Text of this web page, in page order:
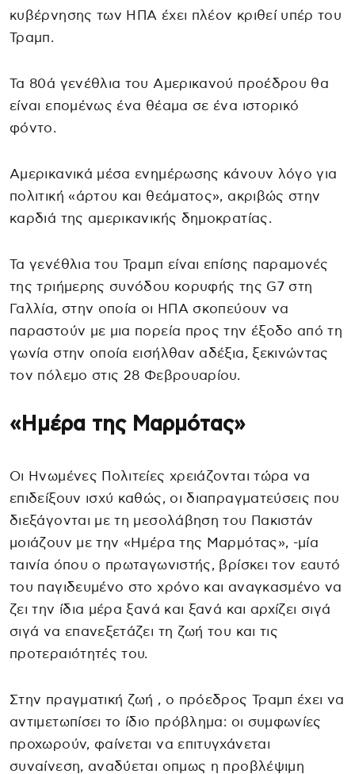
κυβέρνησης των ΗΠΑ έχει πλέον κριθεί υπέρ του
Τραμπ.
Τα 80ά γενέθλια του Αμερικανού προέδρου θα
είναι επομένως ένα θέαμα σε ένα ιστορικό
φόντο.
Αμερικανικά μέσα ενημέρωσης κάνουν λόγο για
πολιτική «άρτου και θεάματος», ακριβώς στην
καρδιά της αμερικανικής δημοκρατίας.
Τα γενέθλια του Τραμπ είναι επίσης παραμονές
της τριήμερης συνόδου κορυφής της G7 στη
Γαλλία, στην οποία οι ΗΠΑ σκοπεύουν να
παραστούν με μια πορεία προς την έξοδο από τη
γωνία στην οποία εισήλθαν αδέξια, ξεκινώντας
τον πόλεμο στις 28 Φεβρουαρίου.
«Ημέρα της Μαρμότας»
Οι Ηνωμένες Πολιτείες χρειάζονται τώρα να
επιδείξουν ισχύ καθώς, οι διαπραγματεύσεις που
διεξάγονται με τη μεσολάβηση του Πακιστάν
μοιάζουν με την «Ημέρα της Μαρμότας», -μία
ταινία όπου ο πρωταγωνιστής, βρίσκει τον εαυτό
του παγιδευμένο στο χρόνο και αναγκασμένο να
ζει την ίδια μέρα ξανά και ξανά και αρχίζει σιγά
σιγά να επανεξετάζει τη ζωή του και τις
προτεραιότητές του.
Στην πραγματική ζωή , ο πρόεδρος Τραμπ έχει να
αντιμετωπίσει το ίδιο πρόβλημα: οι συμφωνίες
προχωρούν, φαίνεται να επιτυγχάνεται
συναίνεση, αναδύεται οπμως η προβλέψιμη